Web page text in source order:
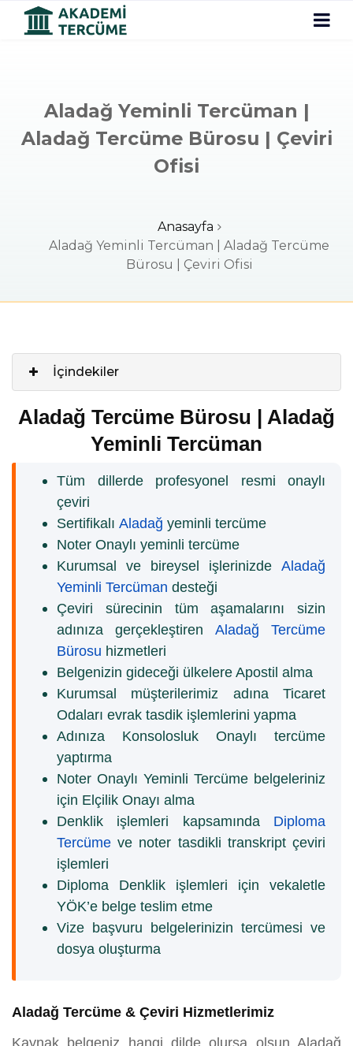
Aladağ Yeminli Tercüman |
Aladağ Tercüme Bürosu | Çeviri
Ofisi
Anasayfa
Aladağ Yeminli Tercüman | Aladağ Tercüme
Bürosu | Çeviri Ofisi
İçindekiler
Aladağ Tercüme Bürosu | Aladağ
Yeminli Tercüman
Tüm dillerde profesyonel resmi onaylı
çeviri
Sertifikalı Aladağ yeminli tercüme
Noter Onaylı yeminli tercüme
Kurumsal ve bireysel işlerinizde Aladağ
Yeminli Tercüman desteği
Çeviri sürecinin tüm aşamalarını sizin
adınıza gerçekleştiren Aladağ Tercüme
Bürosu hizmetleri
Belgenizin gideceği ülkelere Apostil alma
Kurumsal müşterilerimiz adına Ticaret
Odaları evrak tasdik işlemlerini yapma
Adınıza Konsolosluk Onaylı tercüme
yaptırma
Noter Onaylı Yeminli Tercüme belgeleriniz
için Elçilik Onayı alma
Denklik işlemleri kapsamında Diploma
Tercüme ve noter tasdikli transkript çeviri
işlemleri
Diploma Denklik işlemleri için vekaletle
YÖK’e belge teslim etme
Vize başvuru belgelerinizin tercümesi ve
dosya oluşturma
Aladağ Tercüme & Çeviri Hizmetlerimiz